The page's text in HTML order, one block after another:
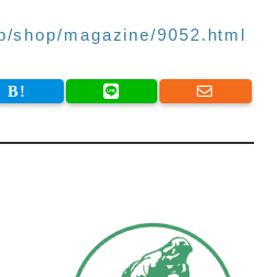
shop/magazine/9052.html